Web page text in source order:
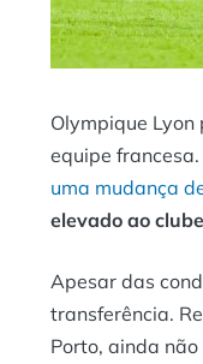
Olympique
equipe
uma mudança
elevado ao
Apesar das
transferência.
Porto, ainda